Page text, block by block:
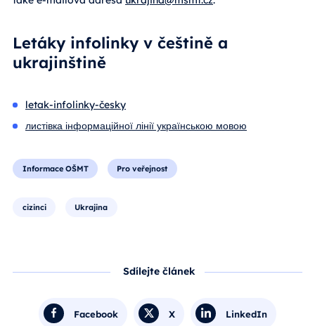
Letáky infolinky v češtině a
ukrajinštině
letak-infolinky-česky
листівка інформаційної лінії українською мовою
Informace OŠMT Pro veřejnost
cizinci Ukrajina
Sdílejte článek
Facebook X LinkedIn